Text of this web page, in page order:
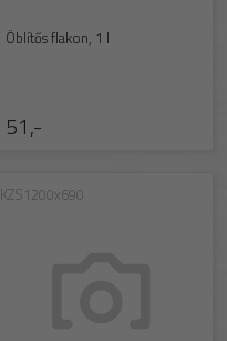
51,-
Öblítős flakon, 1 l
KZS1200x690